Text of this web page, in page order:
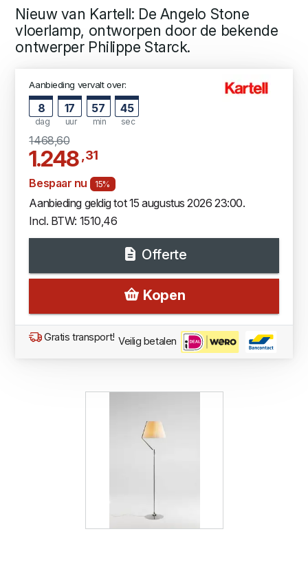
Nieuw van Kartell: De Angelo Stone
vloerlamp, ontworpen door de bekende
ontwerper Philippe Starck.
Aanbieding vervalt over:
8
dag
17
uur
57
min
44
sec
1468,60
1.248 ,31
Bespaar nu 15%
Aanbieding geldig tot 15 augustus 2026 23:00.
Incl. BTW: 1510,46
Offerte
Kopen
Gratis transport! Veilig betalen